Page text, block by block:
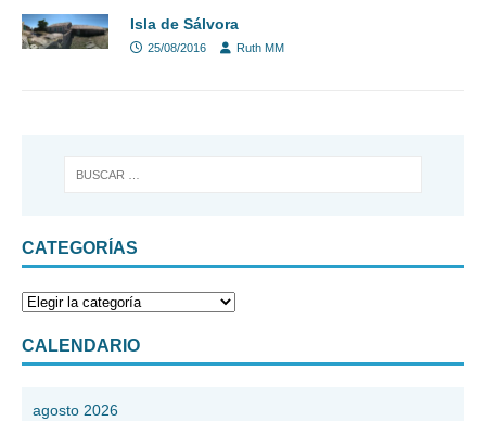
Isla de Sálvora
25/08/2016 Ruth MM
CATEGORÍAS
CALENDARIO
agosto 2026